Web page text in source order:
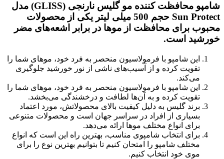
شامپو محافظت کننده مو گلیس نارنجی (GLISS) مدل
Sun Protect حجم 500 میلی لیتر یکی از محصولات
محبوب برای محافظت از موها در برابر اشعه‌های مضر
خورشید است.
این شامپو با فرمولاسیون منحصر به فرد خود، موهای شما را
تقویت کرده و از آسیب‌های ناشی از نور خورشید جلوگیری
می‌کند.
این شامپو با فرمولاسیون منحصر به فرد خود، موهای شما را
تقویت کرده و به آن‌ها لطافت و درخشندگی می‌بخشد.
برند گلیس به دلیل کیفیت بالای محصولاتش، مورد اعتماد
بسیاری از افراد در سراسر جهان است و محصولات متنوعی
برای انواع مختلف موها ارائه می‌دهد.
برای انتخاب شامپوی مناسب، بهترین راه این است که انواع
مختلف شامپو را امتحان کنیم تا بتوانیم بهترین نوع را برای
موی خود انتخاب کنیم.